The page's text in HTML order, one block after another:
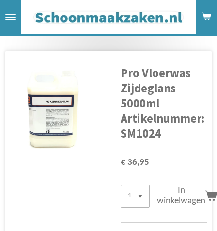
direct
Pro Vloerwas
Zijdeglans
5000ml
Artikelnummer:
SM1024
€ 36,95
In
winkelwagen